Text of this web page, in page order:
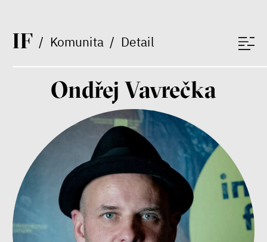
IF/ Komunita/ Detail
Nehrajeme o to, jaké peníze
budeme mít, ale čí budou, říká
ekonom Palanský
Miroslav Palanský, Petr Bittner
rozhovor
Ondřej Vavrečka